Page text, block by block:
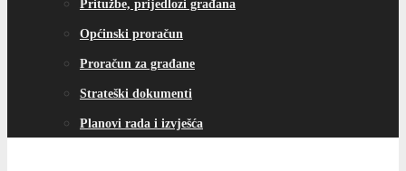
Pritužbe, prijedlozi građana
Općinski proračun
Proračun za građane
Strateški dokumenti
Planovi rada i izvješća